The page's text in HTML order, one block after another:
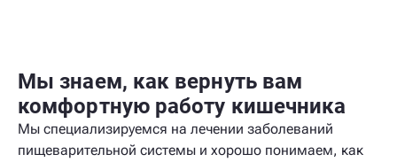
Мы знаем, как вернуть вам
комфортную работу кишечника
Мы специализируемся на лечении заболеваний
пищеварительной системы и хорошо понимаем, как